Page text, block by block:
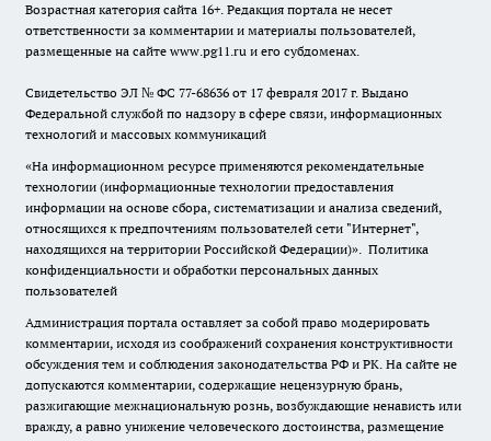
Возрастная категория сайта 16+. Редакция портала не несет
ответственности за комментарии и материалы пользователей,
размещенные на сайте www.pg11.ru и его субдоменах.
Свидетельство ЭЛ № ФС 77-68636 от 17 февраля 2017 г. Выдано
Федеральной службой по надзору в сфере связи, информационных
технологий и массовых коммуникаций
«На информационном ресурсе применяются рекомендательные
технологии (информационные технологии предоставления
информации на основе сбора, систематизации и анализа сведений,
относящихся к предпочтениям пользователей сети "Интернет",
находящихся на территории Российской Федерации)». Политика
конфиденциальности и обработки персональных данных
пользователей
Администрация портала оставляет за собой право модерировать
комментарии, исходя из соображений сохранения конструктивности
обсуждения тем и соблюдения законодательства РФ и РК. На сайте не
допускаются комментарии, содержащие нецензурную брань,
разжигающие межнациональную рознь, возбуждающие ненависть или
вражду, а равно унижение человеческого достоинства, размещение